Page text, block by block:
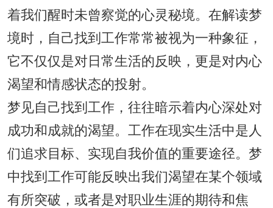
着我们醒时未曾察觉的心灵秘境。在解读梦
境时，自己找到工作常常被视为一种象征，
它不仅仅是对日常生活的反映，更是对内心
渴望和情感状态的投射。
梦见自己找到工作，往往暗示着内心深处对
成功和成就的渴望。工作在现实生活中是人
们追求目标、实现自我价值的重要途径。梦
中找到工作可能反映出我们渴望在某个领域
有所突破，或者是对职业生涯的期待和焦